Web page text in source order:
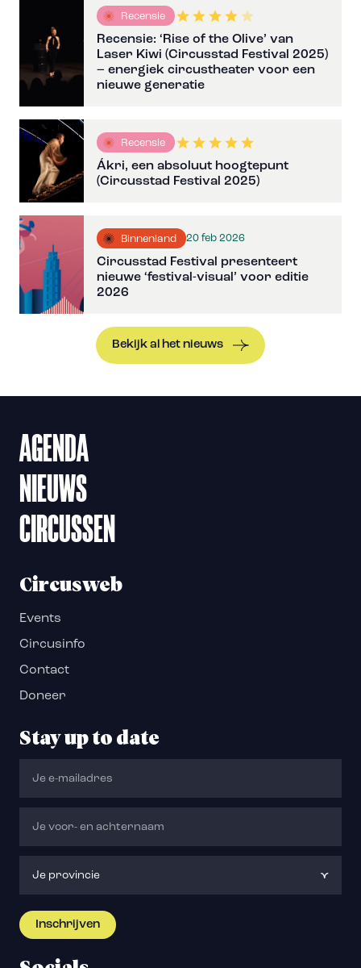
Recensie
Recensie: ‘Rise of the Olive’ van
Laser Kiwi (Circusstad Festival 2025)
– energiek circustheater voor een
nieuwe generatie
Recensie
Ákri, een absoluut hoogtepunt
(Circusstad Festival 2025)
Binnenland 20 feb 2026
Circusstad Festival presenteert
nieuwe ‘festival-visual’ voor editie
2026
Bekijk al het nieuws
AGENDA
NIEUWS
CIRCUSSEN
Circusweb
Events
Circusinfo
Contact
Doneer
Stay up to date